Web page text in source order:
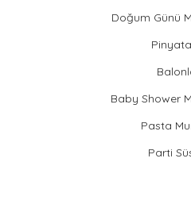
Doğum Günü
Baby Shower
Pasta
Parti